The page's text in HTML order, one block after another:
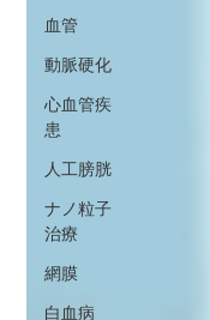
血管
動脈硬化
心血管疾
患
人工膀胱
ナノ粒子
治療
網膜
白血病